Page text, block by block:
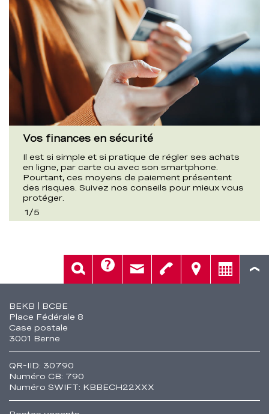
Vos finances en sécurité
Il est si simple et si pratique de régler ses achats
en ligne, par carte ou avec son smartphone.
Pourtant, ces moyens de paiement présentent
des risques. Suivez nos conseils pour mieux vous
protéger.
1/5
Fusszeile
BEKB | BCBE
Place Fédérale 8
Case postale
3001 Berne
QR-IID: 30790
Numéro CB: 790
Numéro SWIFT: KBBECH22XXX